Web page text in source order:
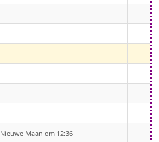
Nieuwe Maan om 12:36